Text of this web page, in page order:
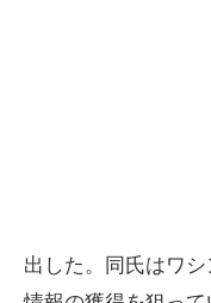
出した。同氏はワ